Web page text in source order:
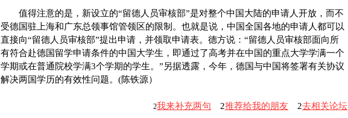
值得注意的是，新设立的“留德人员审核部”是对整个中国大陆的申请人开放，而不
受德国驻上海和广东总领事馆管领区的限制。也就是说，中国全国各地的申请人都可以
直接向“留德人员审核部”提出申请，并领取申请表。德方说：“留德人员审核部面向所
有符合赴德国留学申请条件的中国大学生，即通过了高考并在中国的重点大学学满一个
学期或在普通院校学满3个学期的学生。”另据透露，今年，德国与中国将签署有关协议
解决两国学历的有效性问题。(陈铁源）
2我来补充两句 2推荐给我的朋友 2去相关论坛